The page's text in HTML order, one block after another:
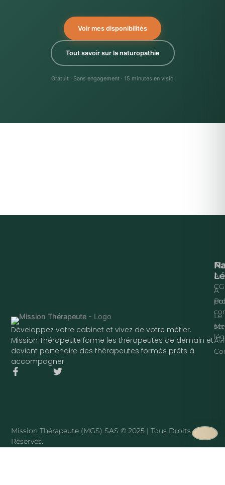
Voir mes disponibilités
Tout savoir sur la naturopathie
Gratuit · Sans engagement · 15 minutes en visio
Développez votre cabinet et vivez de votre métier.
Mission Thérapeute forme les thérapeutes de demain et
devient partenaire des thérapeutes formés prêts à
accompagner.
F
k
-
T
À
Le
Mission Thérapeute (MGS) SAS © 2025 | Tous Droits
Réservés.